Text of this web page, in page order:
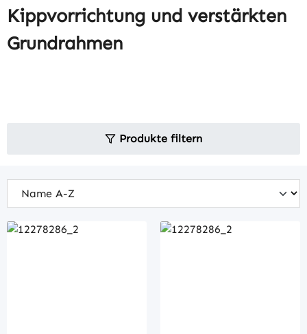
Kippvorrichtung und verstärkten
Grundrahmen
Produkte filtern